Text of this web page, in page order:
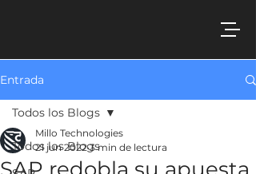
Entrada
Todos los Blogs
Todos los Blogs
Millo Technologies
21 jun 2022 3 min de lectura